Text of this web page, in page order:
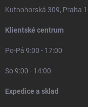
Kutnohorská 309, Praha
Klientské centrum
Po-Pá 9:00 - 17:00
So 9:00 - 14:00
Expedice a sklad